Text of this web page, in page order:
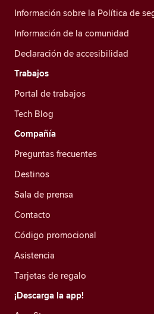
Información sobre la Política de
Información de la comunidad
Declaración de accesibilidad
Trabajos
Portal de trabajos
Tech Blog
Compañía
Preguntas frecuentes
Destinos
Sala de prensa
Contacto
Código promocional
Asistencia
Tarjetas de regalo
¡Descarga la app!